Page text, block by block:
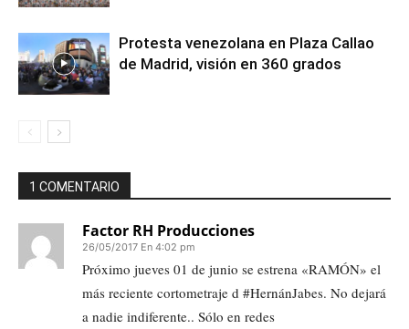
Protesta venezolana en Plaza Callao
de Madrid, visión en 360 grados
1 COMENTARIO
Factor RH Producciones
26/05/2017 En 4:02 pm
Próximo jueves 01 de junio se estrena «RAMÓN» el
más reciente cortometraje d #HernánJabes. No dejará
a nadie indiferente.. Sólo en redes